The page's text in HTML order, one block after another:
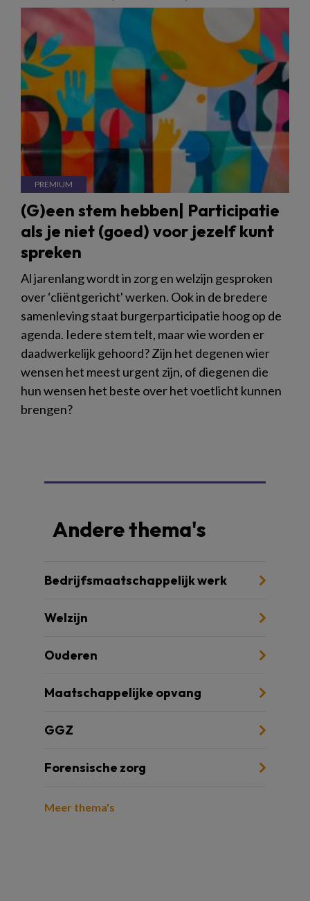
(G)een stem hebben| Participatie
als je niet (goed) voor jezelf kunt
spreken
Al jarenlang wordt in zorg en welzijn gesproken
over ‘cliëntgericht' werken. Ook in de bredere
samenleving staat burgerparticipatie hoog op de
agenda. Iedere stem telt, maar wie worden er
daadwerkelijk gehoord? Zijn het degenen wier
wensen het meest urgent zijn, of diegenen die
hun wensen het beste over het voetlicht kunnen
brengen?
Andere thema's
Bedrijfsmaatschappelijk werk
Welzijn
Ouderen
Maatschappelijke opvang
GGZ
Forensische zorg
Meer thema's